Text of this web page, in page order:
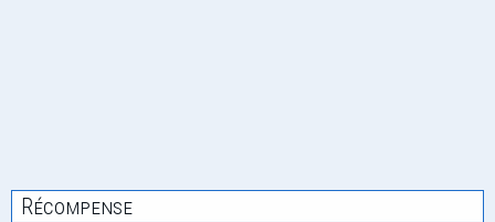
Récompense